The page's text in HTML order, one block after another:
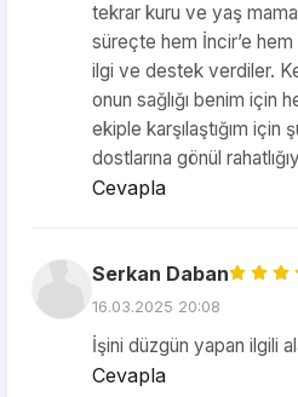
tekrar kuru ve yaş
süreçte hem İncir’e hem
ilgi ve destek verdiler.
onun sağlığı benim için
ekiple karşılaştığım
dostlarına gönül
Cevapla
Serkan Daban
16.03.2025 20:08
İşini düzgün yapan ilgili
Cevapla